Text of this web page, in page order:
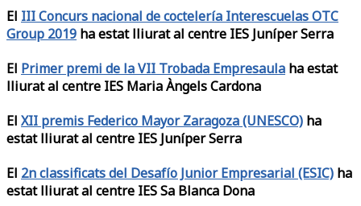
El III Concurs nacional de coctelería Interescuelas OTC
Group 2019 ha estat lliurat al centre IES Juníper Serra
El Primer premi de la VII Trobada Empresaula ha estat
lliurat al centre IES Maria Àngels Cardona
El XII premis Federico Mayor Zaragoza (UNESCO) ha
estat lliurat al centre IES Juníper Serra
El 2n classificats del Desafío Junior Empresarial (ESIC) ha
estat lliurat al centre IES Sa Blanca Dona